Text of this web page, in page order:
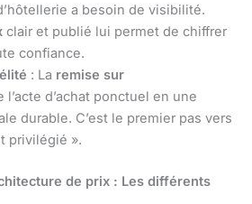
a besoin de visibilité.
clair et publié lui permet de chiffrer
confiance.
: La remise sur
l’acte d’achat ponctuel en une
durable. C’est le premier pas vers
privilégié ».
de prix : Les différents